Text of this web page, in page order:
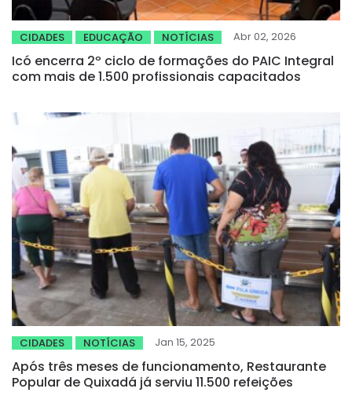
CIDADES EDUCAÇÃO NOTÍCIAS Abr 02, 2026
Icó encerra 2º ciclo de formações do PAIC Integral
com mais de 1.500 profissionais capacitados
CIDADES NOTÍCIAS Jan 15, 2025
Após três meses de funcionamento, Restaurante
Popular de Quixadá já serviu 11.500 refeições